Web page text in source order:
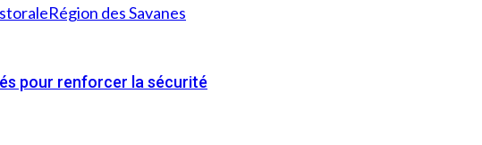
Région des Savanes
pour renforcer la sécurité